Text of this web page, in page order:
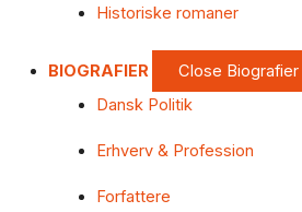
Historiske romaner
BIOGRAFIER Close Biografier
Dansk Politik
Erhverv & Profession
Forfattere